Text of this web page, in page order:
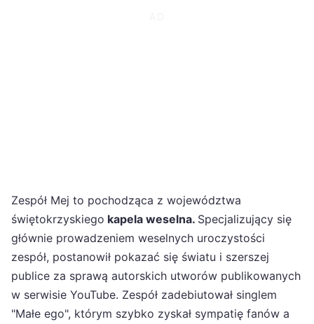
Zespół Mej to pochodząca z województwa
świętokrzyskiego kapela weselna. Specjalizujący się
głównie prowadzeniem weselnych uroczystości
zespół, postanowił pokazać się światu i szerszej
publice za sprawą autorskich utworów publikowanych
w serwisie YouTube. Zespół zadebiutował singlem
"Małe ego", którym szybko zyskał sympatię fanów a